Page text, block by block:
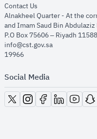
Contact Us
Alnakheel Quarter - At the
and Imam Saud Bin
P.O Box 75606 – Riyadh 11588
info@cst.gov.sa
19966
Social Media
opens in new window
opens in new window
opens in new window
opens in new
opens in